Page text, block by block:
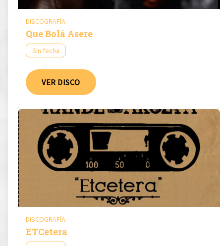
DISCOGRAFÍA
Que Bolá Asere
Sin fecha
VER DISCO
DISCOGRAFÍA
ETCetera